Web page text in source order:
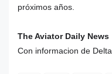
próximos años.
The Aviator Daily News
Con informacion de Delta.